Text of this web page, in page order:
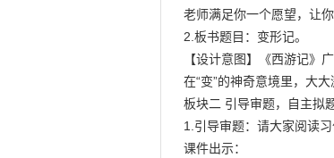
老师满足你一个愿望，让
2.板书题目：变形记。
【设计意图】《西游记》
在“变”的神奇意境里，大大
板块二 引导审题，自主拟
1.引导审题：请大家阅读
课件出示：